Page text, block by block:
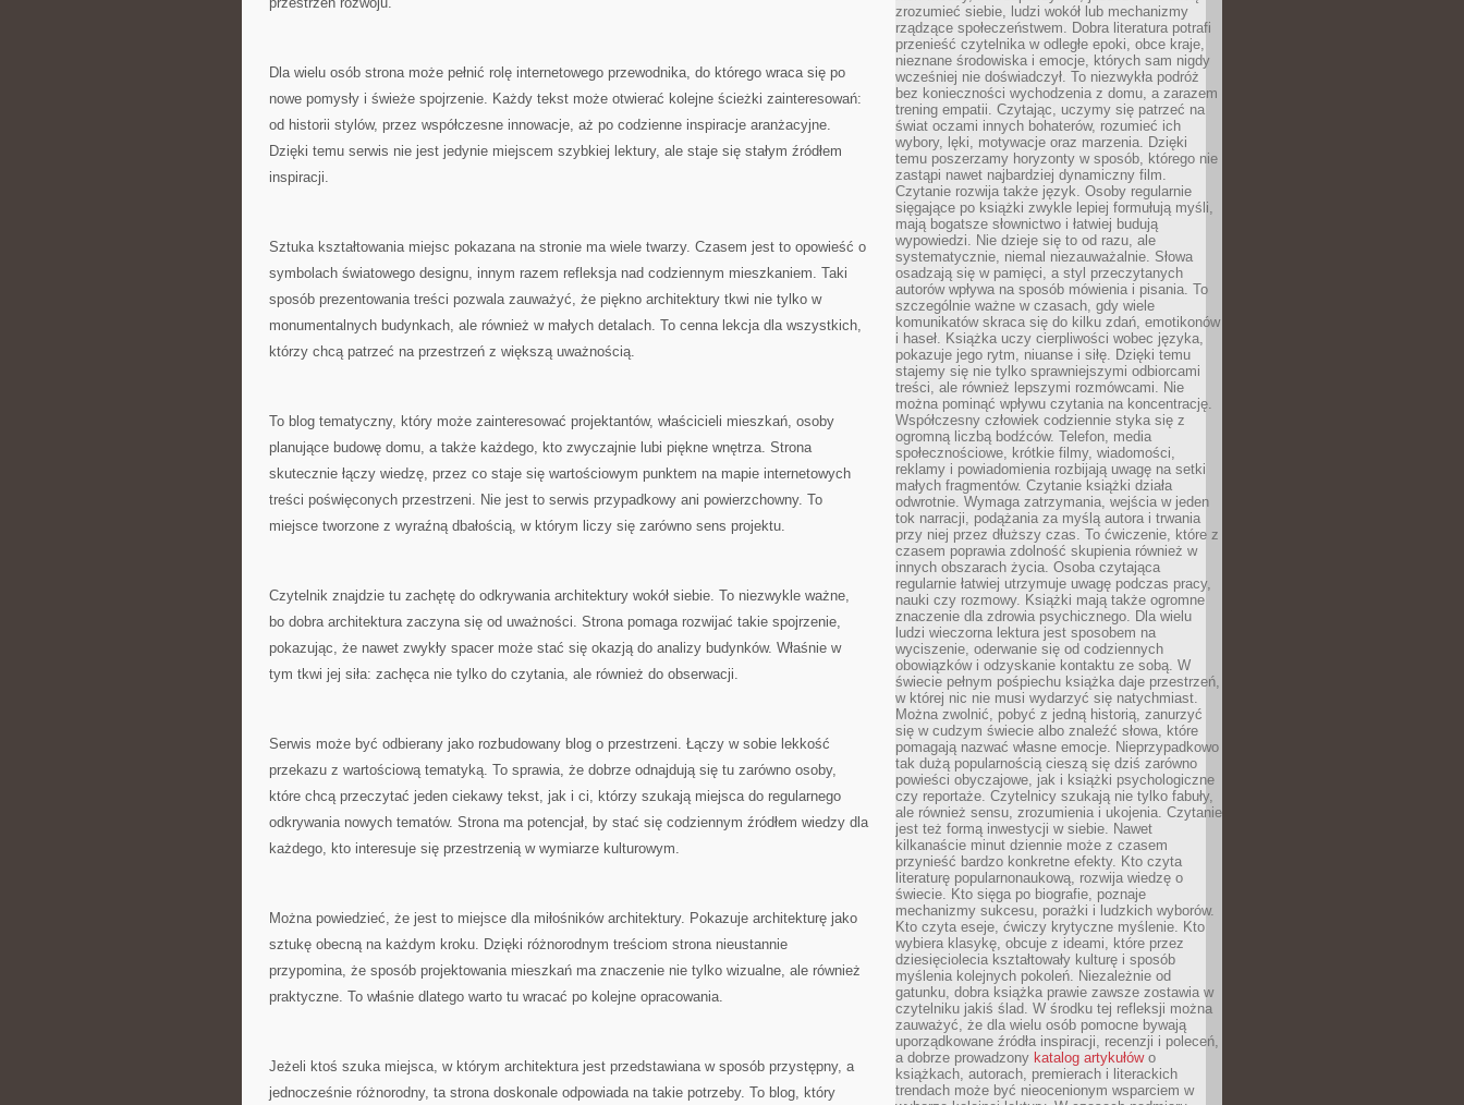
Dla wielu osób strona może pełnić rolę internetowego przewodnika, do którego wraca się po
nowe pomysły i świeże spojrzenie. Każdy tekst może otwierać kolejne ścieżki zainteresowań:
od historii stylów, przez współczesne innowacje, aż po codzienne inspiracje aranżacyjne.
Dzięki temu serwis nie jest jedynie miejscem szybkiej lektury, ale staje się stałym źródłem
inspiracji.
Sztuka kształtowania miejsc pokazana na stronie ma wiele twarzy. Czasem jest to opowieść o
symbolach światowego designu, innym razem refleksja nad codziennym mieszkaniem. Taki
sposób prezentowania treści pozwala zauważyć, że piękno architektury tkwi nie tylko w
monumentalnych budynkach, ale również w małych detalach. To cenna lekcja dla wszystkich,
którzy chcą patrzeć na przestrzeń z większą uważnością.
To blog tematyczny, który może zainteresować projektantów, właścicieli mieszkań, osoby
planujące budowę domu, a także każdego, kto zwyczajnie lubi piękne wnętrza. Strona
skutecznie łączy wiedzę, przez co staje się wartościowym punktem na mapie internetowych
treści poświęconych przestrzeni. Nie jest to serwis przypadkowy ani powierzchowny. To
miejsce tworzone z wyraźną dbałością, w którym liczy się zarówno sens projektu.
Czytelnik znajdzie tu zachętę do odkrywania architektury wokół siebie. To niezwykle ważne,
bo dobra architektura zaczyna się od uważności. Strona pomaga rozwijać takie spojrzenie,
pokazując, że nawet zwykły spacer może stać się okazją do analizy budynków. Właśnie w
tym tkwi jej siła: zachęca nie tylko do czytania, ale również do obserwacji.
Serwis może być odbierany jako rozbudowany blog o przestrzeni. Łączy w sobie lekkość
przekazu z wartościową tematyką. To sprawia, że dobrze odnajdują się tu zarówno osoby,
które chcą przeczytać jeden ciekawy tekst, jak i ci, którzy szukają miejsca do regularnego
odkrywania nowych tematów. Strona ma potencjał, by stać się codziennym źródłem wiedzy dla
każdego, kto interesuje się przestrzenią w wymiarze kulturowym.
Można powiedzieć, że jest to miejsce dla miłośników architektury. Pokazuje architekturę jako
sztukę obecną na każdym kroku. Dzięki różnorodnym treściom strona nieustannie
przypomina, że sposób projektowania mieszkań ma znaczenie nie tylko wizualne, ale również
praktyczne. To właśnie dlatego warto tu wracać po kolejne opracowania.
Jeżeli ktoś szuka miejsca, w którym architektura jest przedstawiana w sposób przystępny, a
jednocześnie różnorodny, ta strona doskonale odpowiada na takie potrzeby. To blog, który
zrozumieć siebie, ludzi wokół lub mechanizmy
rządzące społeczeństwem. Dobra literatura potrafi
przenieść czytelnika w odległe epoki, obce kraje,
nieznane środowiska i emocje, których sam nigdy
wcześniej nie doświadczył. To niezwykła podróż
bez konieczności wychodzenia z domu, a zarazem
trening empatii. Czytając, uczymy się patrzeć na
świat oczami innych bohaterów, rozumieć ich
wybory, lęki, motywacje oraz marzenia. Dzięki
temu poszerzamy horyzonty w sposób, którego nie
zastąpi nawet najbardziej dynamiczny film.
Czytanie rozwija także język. Osoby regularnie
sięgające po książki zwykle lepiej formułują myśli,
mają bogatsze słownictwo i łatwiej budują
wypowiedzi. Nie dzieje się to od razu, ale
systematycznie, niemal niezauważalnie. Słowa
osadzają się w pamięci, a styl przeczytanych
autorów wpływa na sposób mówienia i pisania. To
szczególnie ważne w czasach, gdy wiele
komunikatów skraca się do kilku zdań, emotikonów
i haseł. Książka uczy cierpliwości wobec języka,
pokazuje jego rytm, niuanse i siłę. Dzięki temu
stajemy się nie tylko sprawniejszymi odbiorcami
treści, ale również lepszymi rozmówcami. Nie
można pominąć wpływu czytania na koncentrację.
Współczesny człowiek codziennie styka się z
ogromną liczbą bodźców. Telefon, media
społecznościowe, krótkie filmy, wiadomości,
reklamy i powiadomienia rozbijają uwagę na setki
małych fragmentów. Czytanie książki działa
odwrotnie. Wymaga zatrzymania, wejścia w jeden
tok narracji, podążania za myślą autora i trwania
przy niej przez dłuższy czas. To ćwiczenie, które z
czasem poprawia zdolność skupienia również w
innych obszarach życia. Osoba czytająca
regularnie łatwiej utrzymuje uwagę podczas pracy,
nauki czy rozmowy. Książki mają także ogromne
znaczenie dla zdrowia psychicznego. Dla wielu
ludzi wieczorna lektura jest sposobem na
wyciszenie, oderwanie się od codziennych
obowiązków i odzyskanie kontaktu ze sobą. W
świecie pełnym pośpiechu książka daje przestrzeń,
w której nic nie musi wydarzyć się natychmiast.
Można zwolnić, pobyć z jedną historią, zanurzyć
się w cudzym świecie albo znaleźć słowa, które
pomagają nazwać własne emocje. Nieprzypadkowo
tak dużą popularnością cieszą się dziś zarówno
powieści obyczajowe, jak i książki psychologiczne
czy reportaże. Czytelnicy szukają nie tylko fabuły,
ale również sensu, zrozumienia i ukojenia. Czytanie
jest też formą inwestycji w siebie. Nawet
kilkanaście minut dziennie może z czasem
przynieść bardzo konkretne efekty. Kto czyta
literaturę popularnonaukową, rozwija wiedzę o
świecie. Kto sięga po biografie, poznaje
mechanizmy sukcesu, porażki i ludzkich wyborów.
Kto czyta eseje, ćwiczy krytyczne myślenie. Kto
wybiera klasykę, obcuje z ideami, które przez
dziesięciolecia kształtowały kulturę i sposób
myślenia kolejnych pokoleń. Niezależnie od
gatunku, dobra książka prawie zawsze zostawia w
czytelniku jakiś ślad. W środku tej refleksji można
zauważyć, że dla wielu osób pomocne bywają
uporządkowane źródła inspiracji, recenzji i poleceń,
a dobrze prowadzony katalog artykułówo
książkach, autorach, premierach i literackich
trendach może być nieocenionym wsparciem w